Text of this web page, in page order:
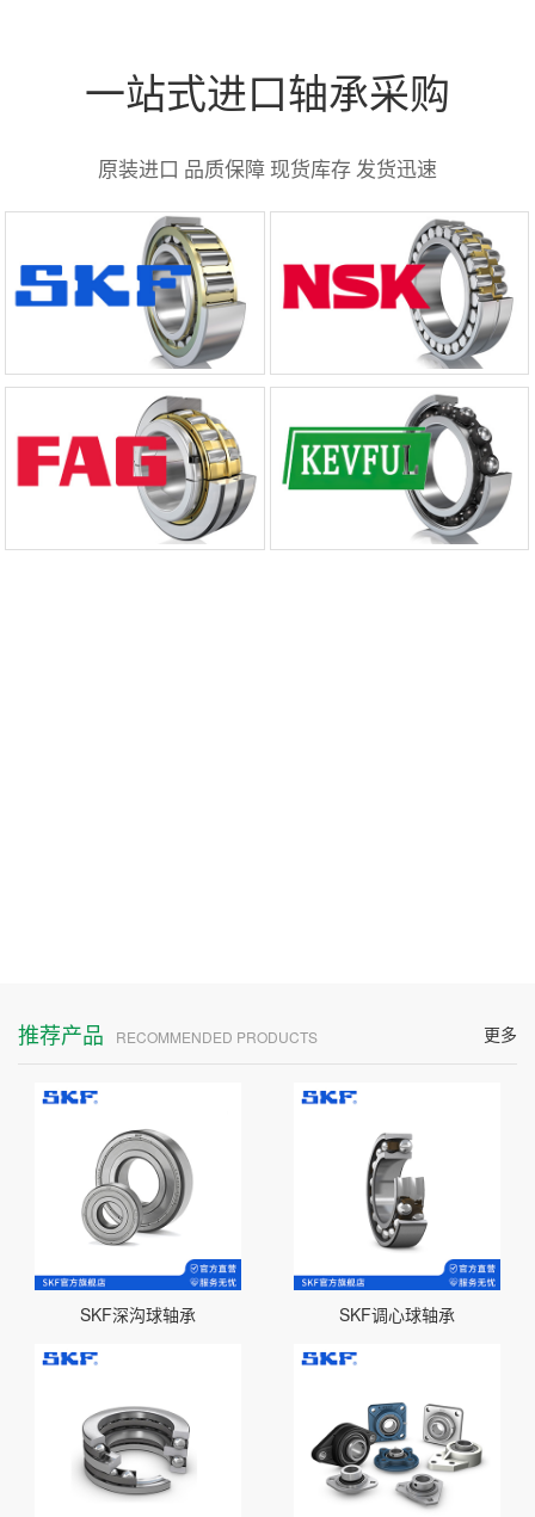
一站式进口轴承采购
原装进口 品质保障 现货库存 发货迅速
更多
推荐产品 RECOMMENDED PRODUCTS
SKF深沟球轴承 SKF调心球轴承